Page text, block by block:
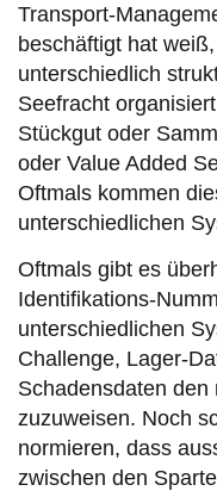
Transport-
beschäftigt hat
unterschiedlich
Seefracht
Stückgut oder
oder Value Added
Oftmals kommen
unterschiedlichen
Oftmals gibt es
Identifikations-
unterschiedlichen
Challenge, Lager-
Schadensdaten
zuzuweisen. Noch
normieren, dass
zwischen den